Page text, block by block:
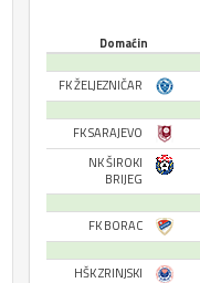
Domaćin
FK ŽELJEZNIČAR
FK SARAJEVO
NK ŠIROKI
BRIJEG
FK BORAC
HŠK ZRINJSKI